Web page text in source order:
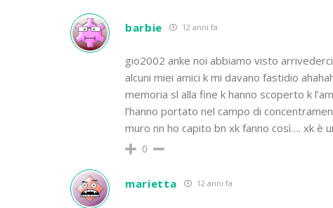
barbie 12 anni fa
gio2002 anke noi abbiamo visto
alcuni miei amici k mi davano fastidio
memoria sl alla fine k hanno scoperto k
l’hanno portato nel campo di
muro nn ho capito bn xk fanno così…. xk è
0
marietta 12 anni fa